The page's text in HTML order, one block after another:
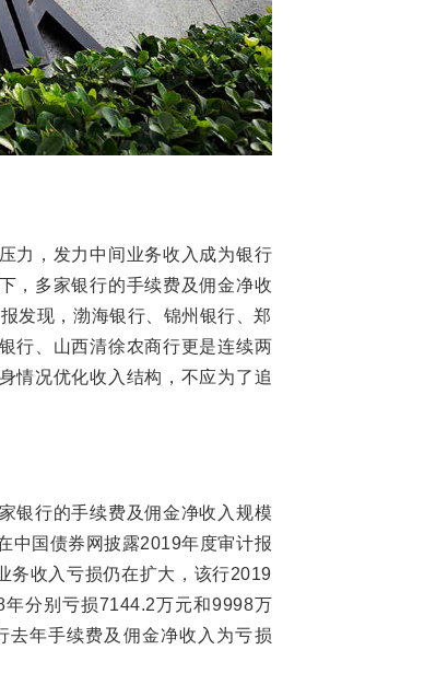
，发力中间业务收入成为银行
，多家银行的手续费及佣金净收
发现，渤海银行、锦州银行、郑
行、山西清徐农商行更是连续两
情况优化收入结构，不应为了追
行的手续费及佣金净收入规模
中国债券网披露2019年度审计报
务收入亏损仍在扩大，该行2019
分别亏损7144.2万元和9998万
去年手续费及佣金净收入为亏损